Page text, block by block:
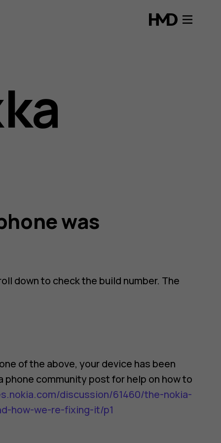
was
down to check the build number. The
of the above, your device has been
community post for help on how to
discussion/61460/the-nokia-
how-we-re-fixing-it/p1